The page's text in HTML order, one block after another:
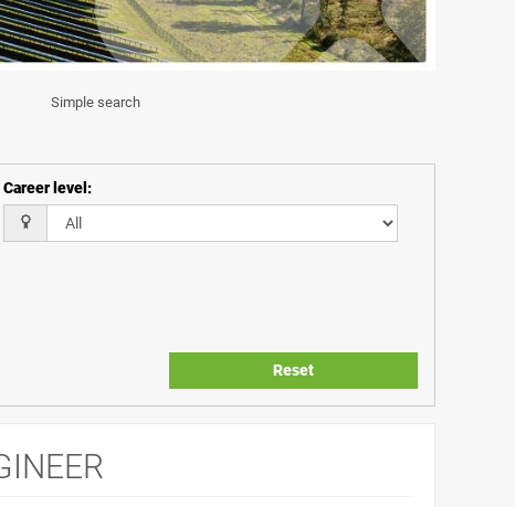
Simple search
Career level :
Reset